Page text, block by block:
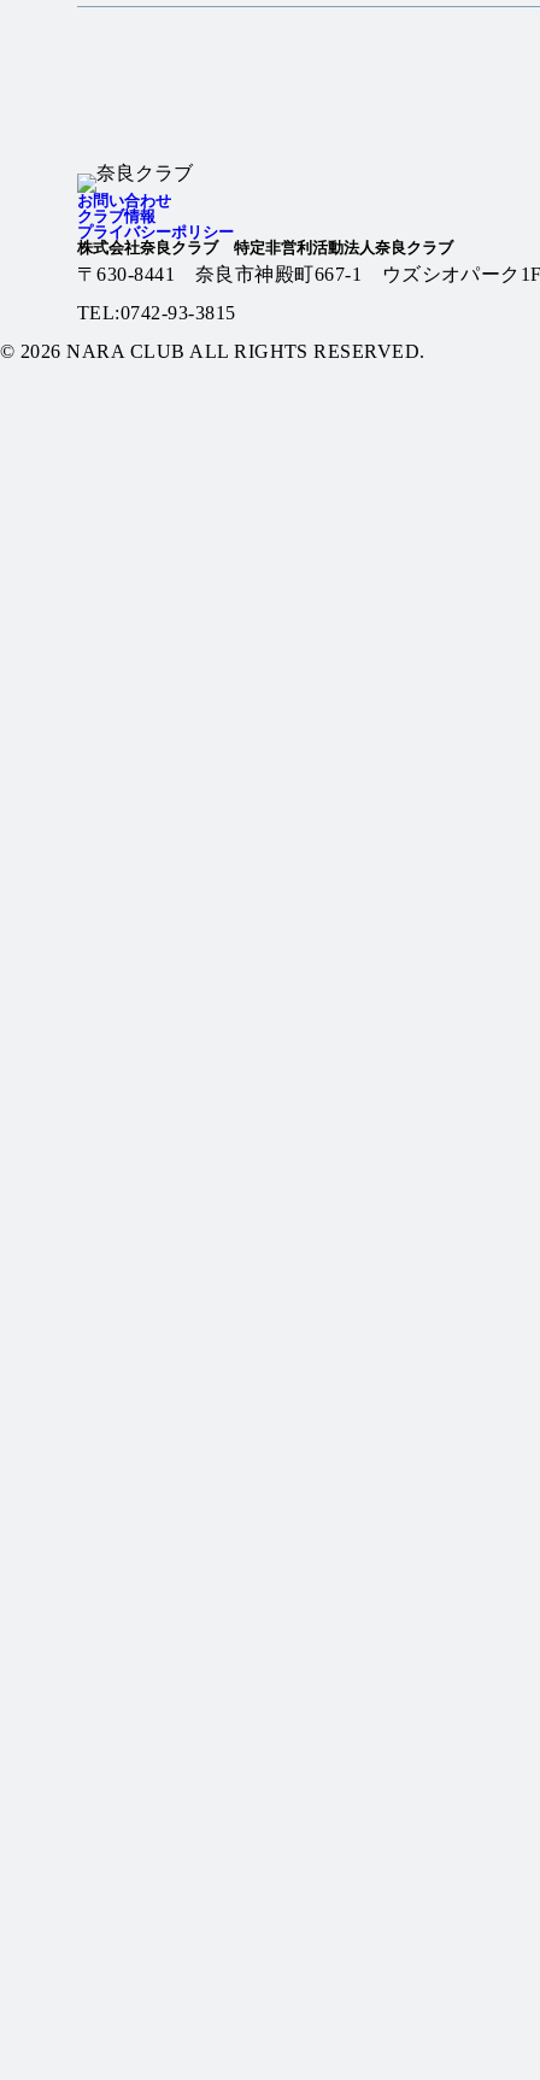
お問い合わせ
クラブ情報
プライバシーポリシー
株式会社奈良クラブ 特定非営利活動法人奈良クラブ
〒630-8441 奈良市神殿町667-1
ウズシオパーク
TEL:0742-93-3815
© 2026 NARA CLUB ALL RIGHTS RESERVED.